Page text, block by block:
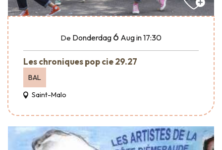
De Donderdag 6 Augin 17:30
Les chroniques pop cie 29.27
BAL
Saint-Malo